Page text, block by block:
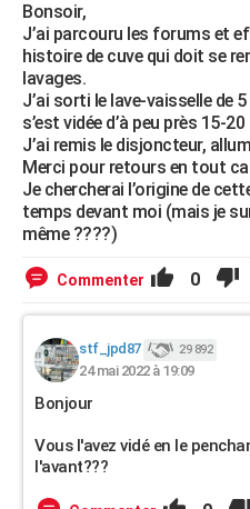
Bonsoir,
J’ai parcouru les forums et
histoire de cuve qui doit se
lavages.
J’ai sorti le lave-vaisselle de
s’est vidée d’à peu près 15-20
J’ai remis le disjoncteur,
Merci pour retours en tout
Je chercherai l’origine de
temps devant moi (mais je
même ????)
Commenter 0
stf_jpd87 29 892
24 mai 2022 à 19:09
Bonjour
Vous l'avez vidé en le
l'avant???